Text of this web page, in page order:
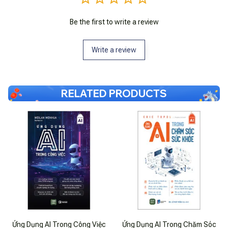
Be the first to write a review
Write a review
RELATED PRODUCTS
Ứng Dụng AI Trong Công Việc Ứng Dụng AI Trong Chăm Sóc